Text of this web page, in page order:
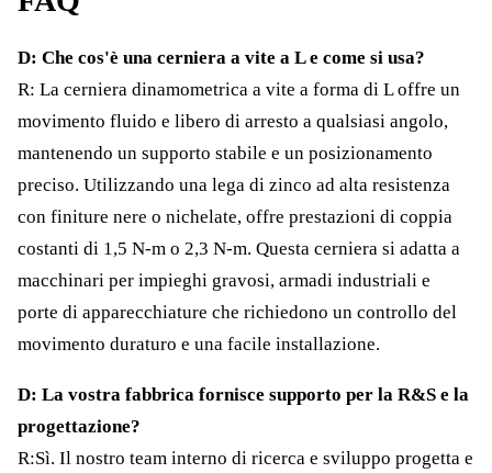
D: Che cos'è una cerniera a vite a L e come si usa?
R: La cerniera dinamometrica a vite a forma di L offre un
movimento fluido e libero di arresto a qualsiasi angolo,
mantenendo un supporto stabile e un posizionamento
preciso. Utilizzando una lega di zinco ad alta resistenza
con finiture nere o nichelate, offre prestazioni di coppia
costanti di 1,5 N-m o 2,3 N-m. Questa cerniera si adatta a
macchinari per impieghi gravosi, armadi industriali e
porte di apparecchiature che richiedono un controllo del
movimento duraturo e una facile installazione.
D: La vostra fabbrica fornisce supporto per la R&S e la
progettazione?
R:Sì. Il nostro team interno di ricerca e sviluppo progetta e